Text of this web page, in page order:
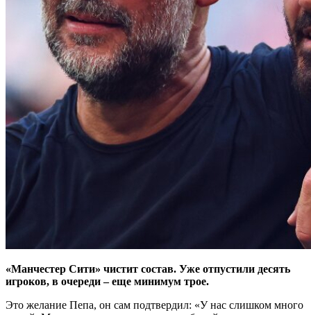
«Манчестер Сити» чистит состав. Уже отпустили десять
игроков, в очереди – еще минимум трое.
Это желание Пепа, он сам подтвердил: «У нас слишком много